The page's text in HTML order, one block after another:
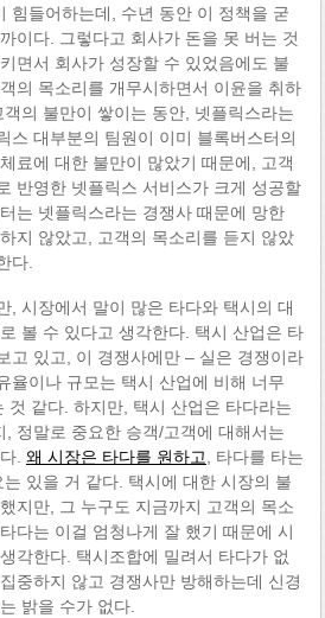
힘들어하는데, 수년 동안 이 정책을 굳
이다. 그렇다고 회사가 돈을 못 버는 것
면서 회사가 성장할 수 있었음에도 불
의 목소리를 개무시하면서 이윤을 취하
의 불만이 쌓이는 동안, 넷플릭스라는
스 대부분의 팀원이 이미 블록버스터의
료에 대한 불만이 많았기 때문에, 고객
반영한 넷플릭스 서비스가 크게 성공할
는 넷플릭스라는 경쟁사 때문에 망한
지 않았고, 고객의 목소리를 듣지 않았
다.
, 시장에서 말이 많은 타다와 택시의 대
볼 수 있다고 생각한다. 택시 산업은 타
고 있고, 이 경쟁사에만 – 실은 경쟁이라
율이나 규모는 택시 산업에 비해 너무
것 같다. 하지만, 택시 산업은 타다라는
, 정말로 중요한 승객/고객에 대해서는
. 왜 시장은 타다를 원하고
, 타다를 타는
있을 거 같다. 택시에 대한 시장의 불
지만, 그 누구도 지금까지 고객의 목소
다는 이걸 엄청나게 잘 했기 때문에 시
각한다. 택시조합에 밀려서 타다가 없
중하지 않고 경쟁사만 방해하는데 신경
밝을 수가 없다.